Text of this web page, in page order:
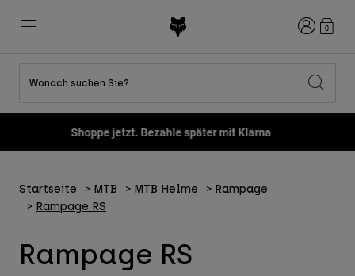
Bekleidung Sets
Kinderkollektion
Kinderkollektion
Helme
Keylooks
Lifestyle entdecken
Herren
Jerseys
Anmelden
0
Wonach suchen Sie?
Shoppe jetzt. Bezahle später mit Klarna
Startseite MTB MTB Helme
Rampage
Rampage RS
Rampage RS